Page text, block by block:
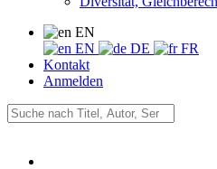
EN
EN
DE
FR
Kontakt
Anmelden